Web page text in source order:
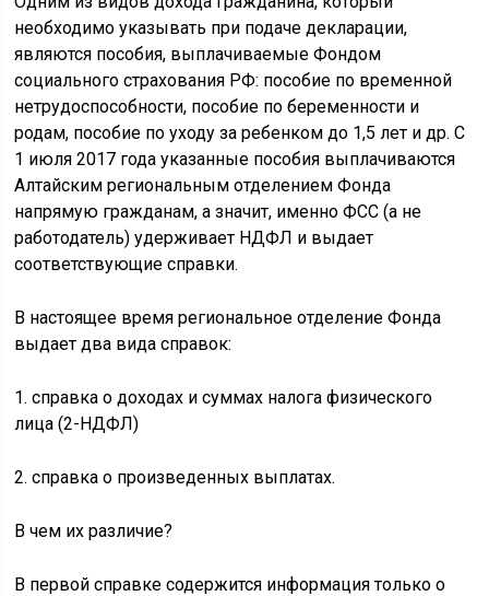
необходимо указывать при подаче декларации,
являются пособия, выплачиваемые Фондом
социального страхования РФ: пособие по временной
нетрудоспособности, пособие по беременности и
родам, пособие по уходу за ребенком до 1,5 лет и др. С
1 июля 2017 года указанные пособия выплачиваются
Алтайским региональным отделением Фонда
напрямую гражданам, а значит, именно ФСС (а не
работодатель) удерживает НДФЛ и выдает
соответствующие справки.
В настоящее время региональное отделение Фонда
выдает два вида справок:
1. справка о доходах и суммах налога физического
лица (2-НДФЛ)
2. справка о произведенных выплатах.
В чем их различие?
В первой справке содержится информация только о